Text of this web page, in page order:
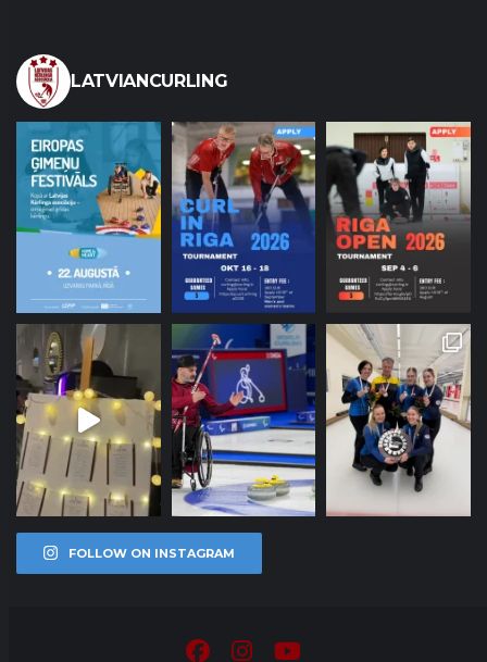
LATVIANCURLING
FOLLOW ON INSTAGRAM